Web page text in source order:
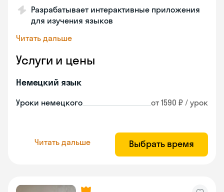
Разрабатывает интерактивные приложения
для изучения языков
Читать дальше
Услуги и цены
Немецкий язык
Уроки немецкого от 1590 ₽ / урок
Читать дальше Выбрать время